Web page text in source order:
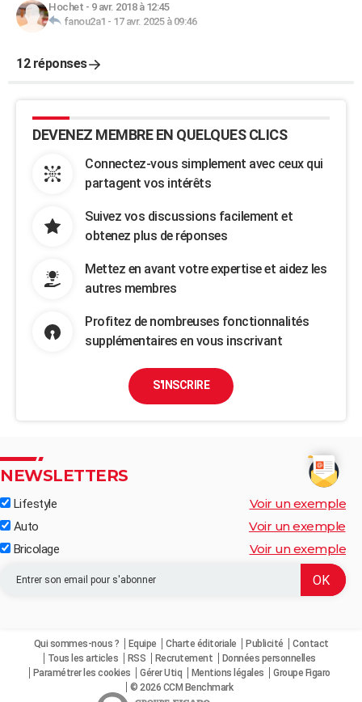
Hochet - 9 avr. 2018 à 12:45
fanou2a1 - 17 avr. 2025 à 09:46
12 réponses
DEVENEZ MEMBRE EN QUELQUES CLICS
Connectez-vous simplement avec ceux qui
partagent vos intérêts
Suivez vos discussions facilement et
obtenez plus de réponses
Mettez en avant votre expertise et aidez les
autres membres
Profitez de nombreuses fonctionnalités
supplémentaires en vous inscrivant
S'INSCRIRE
NEWSLETTERS
Lifestyle Voir un exemple
Auto Voir un exemple
Bricolage Voir un exemple
Qui sommes-nous ? Equipe Charte éditoriale Publicité
Contact
Tous les articles
RSS Recrutement
Données personnelles
Paramétrer les cookies
Gérer Utiq Mentions légales
Groupe Figaro
© 2026 CCM Benchmark